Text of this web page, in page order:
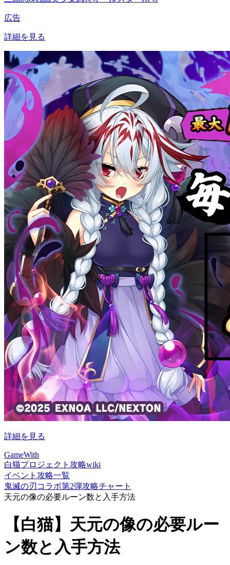
広告
詳細を見る
詳細を見る
GameWith
白猫プロジェクト攻略wiki
イベント攻略一覧
鬼滅の刃コラボ第2弾攻略チャート
天元の像の必要ルーン数と入手方法
【白猫】天元の像の必要ルー
ン数と入手方法